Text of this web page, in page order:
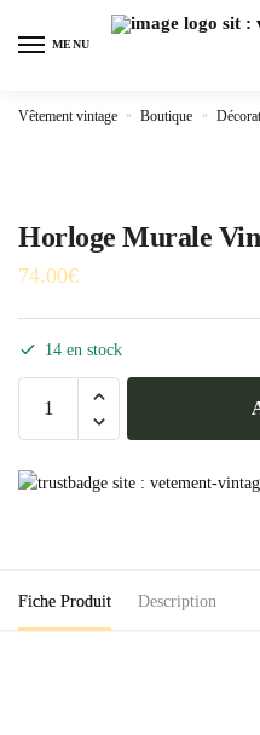
MENU
Vêtement vintage » Boutique »
Horloge Murale
74.00€
14 en stock
Murale
Rôtisserie
Fiche Produit Description